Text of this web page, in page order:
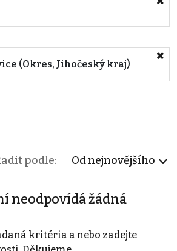
(Okres, Jihočeský kraj)
podle: Od nejnovějšího
neodpovídá žádná
kritéria a nebo zadejte